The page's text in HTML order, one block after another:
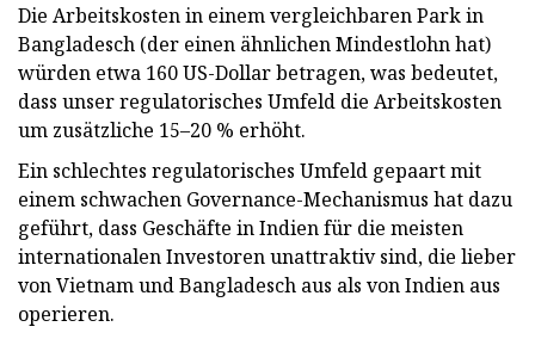
Die Arbeitskosten in einem vergleichbaren Park in
Bangladesch (der einen ähnlichen Mindestlohn hat)
würden etwa 160 US-Dollar betragen, was bedeutet,
dass unser regulatorisches Umfeld die Arbeitskosten
um zusätzliche 15–20 % erhöht.
Ein schlechtes regulatorisches Umfeld gepaart mit
einem schwachen Governance-Mechanismus hat dazu
geführt, dass Geschäfte in Indien für die meisten
internationalen Investoren unattraktiv sind, die lieber
von Vietnam und Bangladesch aus als von Indien aus
operieren.